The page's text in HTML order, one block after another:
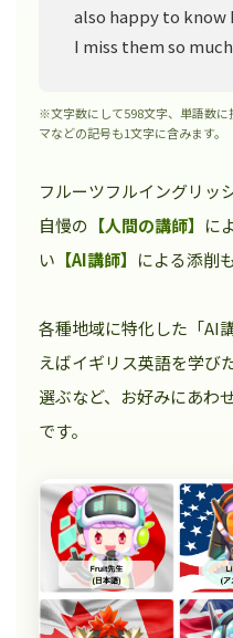
also happy to know
I miss them so
※文字数にして598文字、単語数に
マなどの記号も1文字に含みます。
フルーツフルイングリッ
自慢の 【人間の講師】 に
い 【AI講師】 による添削
各種地域に特化した「AI
えばイギリス英語を学び
選ぶなど、お好みにあわ
です。